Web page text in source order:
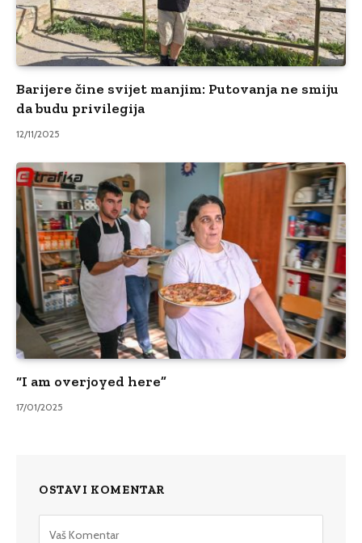
Barijere čine svijet manjim: Putovanja ne smiju
da budu privilegija
12/11/2025
“I am overjoyed here”
17/01/2025
OSTAVI KOMENTAR